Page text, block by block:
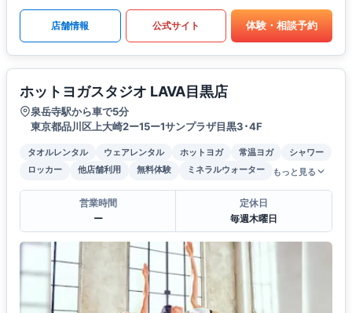
店舗情報 公式サイト 体験・相談予約
ホットヨガスタジオ LAVA目黒店
泉岳寺駅から車で5分
東京都品川区上大崎2ー15ー1サンプラザ目黒3･4F
タオルレンタル ウェアレンタル ホットヨガ 常温ヨガ
シャワー
ロッカー
他店舗利用 無料体験 ミネラルウォーター もっと見る
営業時間
ー
定休日
毎週木曜日